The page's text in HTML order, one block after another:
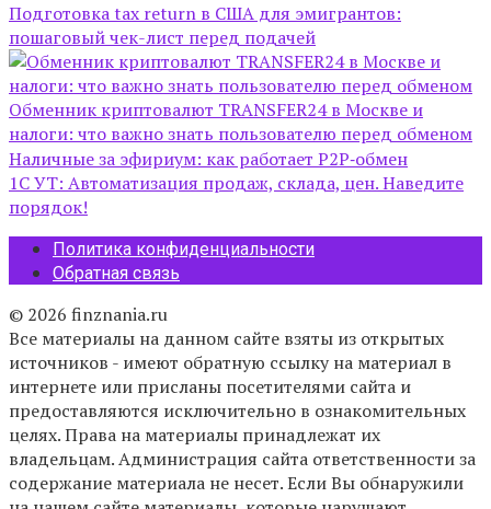
Подготовка tax return в США для эмигрантов:
пошаговый чек-лист перед подачей
Обменник криптовалют TRANSFER24 в Москве и
налоги: что важно знать пользователю перед обменом
Наличные за эфириум: как работает P2P‑обмен
1С УТ: Автоматизация продаж, склада, цен. Наведите
порядок!
Политика конфиденциальности
Обратная связь
© 2026 finznania.ru
Все материалы на данном сайте взяты из открытых
источников - имеют обратную ссылку на материал в
интернете или присланы посетителями сайта и
предоставляются исключительно в ознакомительных
целях. Права на материалы принадлежат их
владельцам. Администрация сайта ответственности за
содержание материала не несет. Если Вы обнаружили